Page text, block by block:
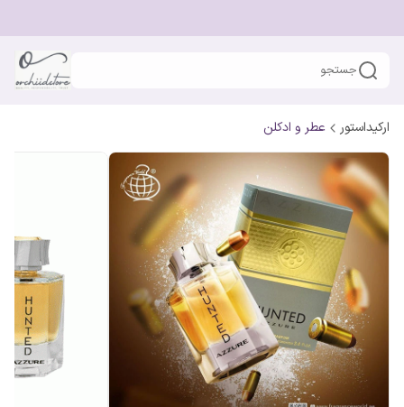
جستجو
ارکیداستور عطر و ادکلن